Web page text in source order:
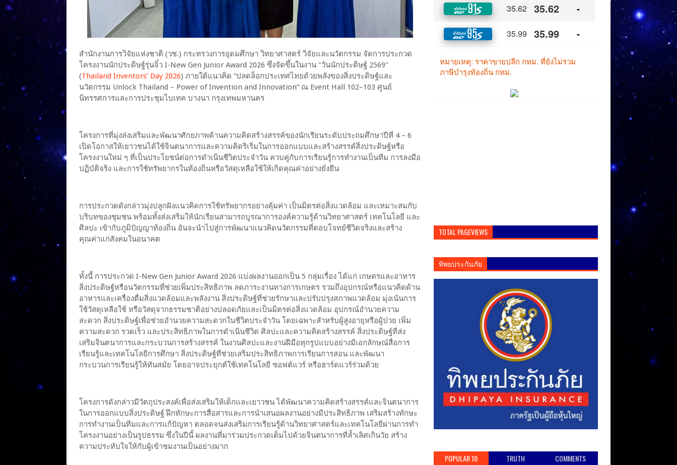
สำนักงานการวิจัยแห่งชาติ (วช.) กระทรวงการอุดมศึกษา วิทยาศาสตร์ วิจัยและนวัตกรรม จัดการประกวด
โครงงานนักประดิษฐ์รุ่นจิ๋ว I-New Gen Junior Award 2026 ซึ่งจัดขึ้นในงาน "วันนักประดิษฐ์ 2569"
(Thailand Inventors’ Day 2026) ภายใต้แนวคิด “ปลดล็อกประเทศไทยด้วยพลังของสิ่งประดิษฐ์และ
นวัตกรรม Unlock Thailand – Power of Invention and Innovation” ณ Event Hall 102–103 ศูนย์
นิทรรศการและการประชุมไบเทค บางนา กรุงเทพมหานคร
โครงการที่มุ่งส่งเสริมและพัฒนาศักยภาพด้านความคิดสร้างสรรค์ของนักเรียนระดับประถมศึกษาปีที่ 4 – 6
เปิดโอกาสให้เยาวชนได้ใช้จินตนาการและความคิดริเริ่มในการออกแบบและสร้างสรรค์สิ่งประดิษฐ์หรือ
โครงงานใหม่ ๆ ที่เป็นประโยชน์ต่อการดำเนินชีวิตประจำวัน ควบคู่กับการเรียนรู้การทำงานเป็นทีม การลงมือ
ปฏิบัติจริง และการใช้ทรัพยากรในท้องถิ่นหรือวัสดุเหลือใช้ให้เกิดคุณค่าอย่างยั่งยืน
การประกวดดังกล่าวมุ่งปลูกฝังแนวคิดการใช้ทรัพยากรอย่างคุ้มค่า เป็นมิตรต่อสิ่งแวดล้อม และเหมาะสมกับ
บริบทของชุมชน พร้อมทั้งส่งเสริมให้นักเรียนสามารถบูรณาการองค์ความรู้ด้านวิทยาศาสตร์ เทคโนโลยี และ
ศิลปะ เข้ากับภูมิปัญญาท้องถิ่น อันจะนำไปสู่การพัฒนาแนวคิดนวัตกรรมที่ตอบโจทย์ชีวิตจริงและสร้าง
คุณค่าแก่สังคมในอนาคต
ทั้งนี้ การประกวด I-New Gen Junior Award 2026 แบ่งผลงานออกเป็น 5 กลุ่มเรื่อง ได้แก่ เกษตรและอาหาร
สิ่งประดิษฐ์หรือนวัตกรรมที่ช่วยเพิ่มประสิทธิภาพ ลดภาระงานทางการเกษตร รวมถึงอุปกรณ์หรือแนวคิดด้าน
อาหารและเครื่องดื่มสิ่งแวดล้อมและพลังงาน สิ่งประดิษฐ์ที่ช่วยรักษาและปรับปรุงสภาพแวดล้อม มุ่งเน้นการ
ใช้วัสดุเหลือใช้ หรือวัสดุจากธรรมชาติอย่างปลอดภัยและเป็นมิตรต่อสิ่งแวดล้อม อุปกรณ์อำนวยความ
สะดวก สิ่งประดิษฐ์เพื่อช่วยอำนวยความสะดวกในชีวิตประจำวัน โดยเฉพาะสำหรับผู้สูงอายุหรือผู้ป่วย เพิ่ม
ความสะดวก รวดเร็ว และประสิทธิภาพในการดำเนินชีวิต ศิลปะและความคิดสร้างสรรค์ สิ่งประดิษฐ์ที่ส่ง
เสริมจินตนาการและกระบวนการสร้างสรรค์ ในงานศิลปะและงานฝีมือทุกรูปแบบอย่างมีเอกลักษณ์สื่อการ
เรียนรู้และเทคโนโลยีการศึกษา สิ่งประดิษฐ์ที่ช่วยเสริมประสิทธิภาพการเรียนการสอน และพัฒนา
กระบวนการเรียนรู้ให้ทันสมัย โดยอาจประยุกต์ใช้เทคโนโลยี ซอฟต์แวร์ หรือฮาร์ดแวร์ร่วมด้วย
โครงการดังกล่าวมีวัตถุประสงค์เพื่อส่งเสริมให้เด็กและเยาวชน ได้พัฒนาความคิดสร้างสรรค์และจินตนาการ
ในการออกแบบสิ่งประดิษฐ์ ฝึกทักษะการสื่อสารและการนำเสนอผลงานอย่างมีประสิทธิภาพ เสริมสร้างทักษะ
การทำงานเป็นทีมและการแก้ปัญหา ตลอดจนส่งเสริมการเรียนรู้ด้านวิทยาศาสตร์และเทคโนโลยีผ่านการทำ
โครงงานอย่างเป็นรูปธรรม ซึ่งในปีนี้ ผลงานที่มาร่วมประกวดเต็มไปด้วยจินตนาการที่ล้ำเลิศเกินวัย สร้าง
ความประทับใจให้กับผู้เข้าชมงานเป็นอย่างมาก
TOTAL PAGEVIEWS
ทิพยประกันภัย
POPULAR 10 TRUTH COMMENTS